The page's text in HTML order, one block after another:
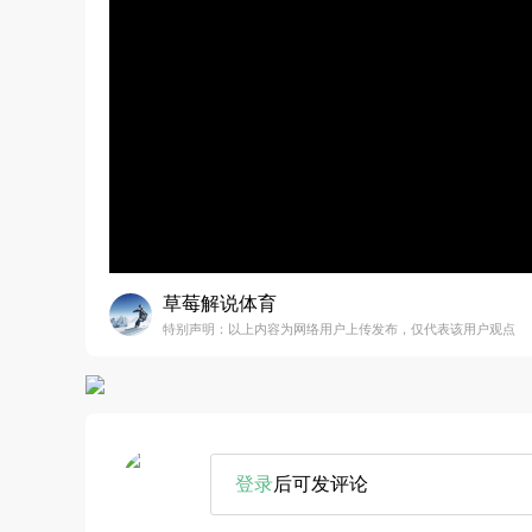
草莓解说体育
特别声明：以上内容为网络用户上传发布，仅代表该用户观点
登录后可发评论